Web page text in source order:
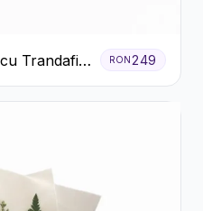
Trandafiri
RON 249